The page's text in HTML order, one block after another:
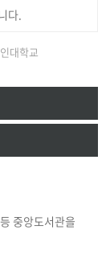
다.
대학교
중앙도서관을